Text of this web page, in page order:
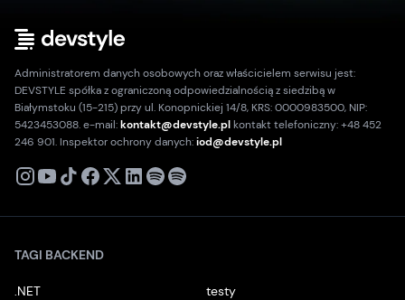
Administratorem danych osobowych oraz właścicielem serwisu jest:
DEVSTYLE spółka z ograniczoną odpowiedzialnością z siedzibą w
Białymstoku (15-215) przy ul. Konopnickiej 14/8, KRS: 0000983500, NIP:
5423453088. e-mail:kontakt@devstyle.plkontakt telefoniczny: +48 452
246 901. Inspektor ochrony danych:iod@devstyle.pl
X
TAGI BACKEND
.NET
testy